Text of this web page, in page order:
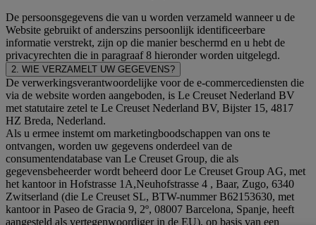
De persoonsgegevens die van u worden verzameld wanneer u de
Website gebruikt of anderszins persoonlijk identificeerbare
informatie verstrekt, zijn op die manier beschermd en u hebt de
privacyrechten die in paragraaf 8 hieronder worden uitgelegd.
2. WIE VERZAMELT UW GEGEVENS?
De verwerkingsverantwoordelijke voor de e-commercediensten die
via de website worden aangeboden, is Le Creuset Nederland BV
met statutaire zetel te Le Creuset Nederland BV, Bijster 15, 4817
HZ Breda, Nederland.
Als u ermee instemt om marketingboodschappen van ons te
ontvangen, worden uw gegevens onderdeel van de
consumentendatabase van Le Creuset Group, die als
gegevensbeheerder wordt beheerd door Le Creuset Group AG, met
het kantoor in Hofstrasse 1A,Neuhofstrasse 4 , Baar, Zugo, 6340
Zwitserland (die Le Creuset SL, BTW-nummer B62153630, met
kantoor in Paseo de Gracia 9, 2º, 08007 Barcelona, Spanje, heeft
aangesteld als vertegenwoordiger in de EU), op basis van een